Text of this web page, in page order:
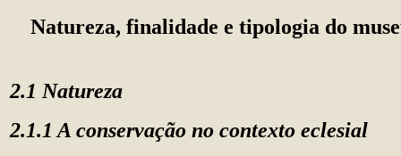
Natureza, finalidade e tipologia do
2.1 Natureza
2.1.1 A conservação no contexto eclesial